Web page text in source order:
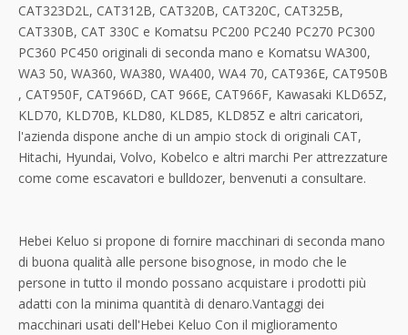
CAT323D2L, CAT312B, CAT320B, CAT320C, CAT325B,
CAT330B, CAT 330C e Komatsu PC200 PC240 PC270 PC300
PC360 PC450 originali di seconda mano e Komatsu WA300,
WA3 50, WA360, WA380, WA400, WA4 70, CAT936E, CAT950B
, CAT950F, CAT966D, CAT 966E, CAT966F, Kawasaki KLD65Z,
KLD70, KLD70B, KLD80, KLD85, KLD85Z e altri caricatori,
l'azienda dispone anche di un ampio stock di originali CAT,
Hitachi, Hyundai, Volvo, Kobelco e altri marchi Per attrezzature
come come escavatori e bulldozer, benvenuti a consultare.
Hebei Keluo si propone di fornire macchinari di seconda mano
di buona qualità alle persone bisognose, in modo che le
persone in tutto il mondo possano acquistare i prodotti più
adatti con la minima quantità di denaro.Vantaggi dei
macchinari usati dell'Hebei Keluo Con il miglioramento